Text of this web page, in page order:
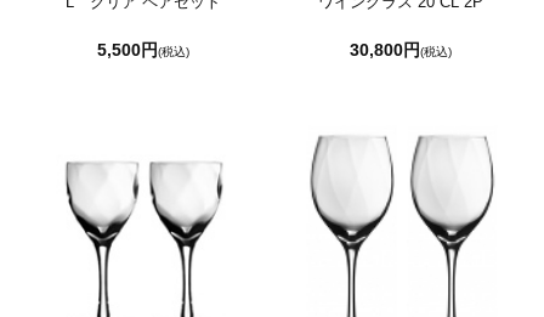
5,500円(税込) 30,800円(税込)